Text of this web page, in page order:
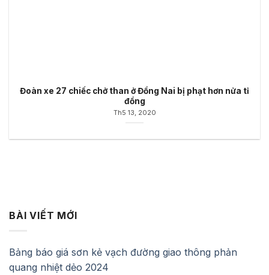
Đoàn xe 27 chiếc chở than ở Đồng Nai bị phạt hơn nửa tỉ
đồng
Th5 13, 2020
BÀI VIẾT MỚI
Bảng báo giá sơn kẻ vạch đường giao thông phản
quang nhiệt dẻo 2024